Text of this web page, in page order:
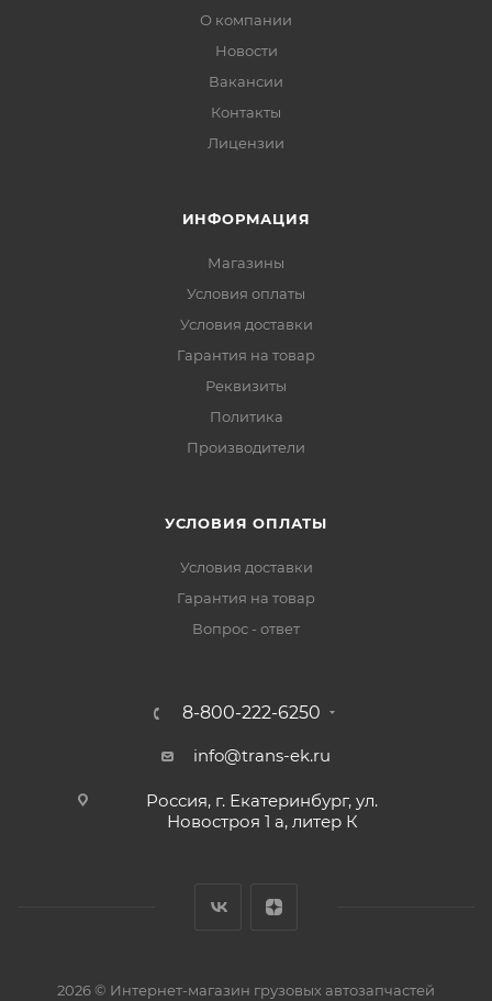
О компании
Новости
Вакансии
Контакты
Лицензии
ИНФОРМАЦИЯ
Магазины
Условия оплаты
Условия доставки
Гарантия на товар
Реквизиты
Политика
Производители
УСЛОВИЯ ОПЛАТЫ
Условия доставки
Гарантия на товар
Вопрос - ответ
8-800-222-6250
info@trans-ek.ru
Россия, г. Екатеринбург, ул.
Новостроя 1 а, литер К
2026 © Интернет-магазин грузовых автозапчастей